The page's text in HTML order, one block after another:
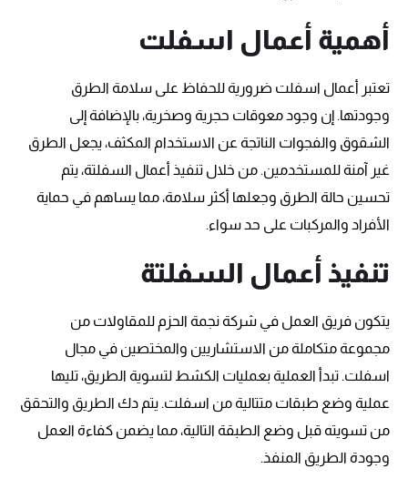
أهمية أعمال اسفلت
تعتبر أعمال اسفلت ضرورية للحفاظ على سلامة الطرق
وجودتها. إن وجود معوقات حجرية وصخرية، بالإضافة إلى
الشقوق والفجوات الناتجة عن الاستخدام المكثف، يجعل الطرق
غير آمنة للمستخدمين. من خلال تنفيذ أعمال السفلتة، يتم
تحسين حالة الطرق وجعلها أكثر سلامة، مما يساهم في حماية
الأفراد والمركبات على حد سواء.
تنفيذ أعمال السفلتة
يتكون فريق العمل في شركة نجمة الحزم للمقاولات من
مجموعة متكاملة من الاستشاريين والمختصين في مجال
اسفلت. تبدأ العملية بعمليات الكشط لتسوية الطريق، تليها
عملية وضع طبقات متتالية من اسفلت. يتم دك الطريق والتحقق
من تسويته قبل وضع الطبقة التالية، مما يضمن كفاءة العمل
وجودة الطريق المنفذ.